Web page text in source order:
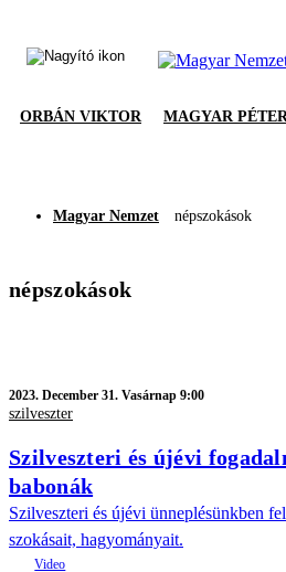
ORBÁN VIKTOR MAGYAR
Magyar Nemzet népszokások
népszokások
2023. December 31. Vasárnap 9:00
szilveszter
Szilveszteri és újévi
babonák
Szilveszteri és újévi ünneplésünkben
szokásait, hagyományait.